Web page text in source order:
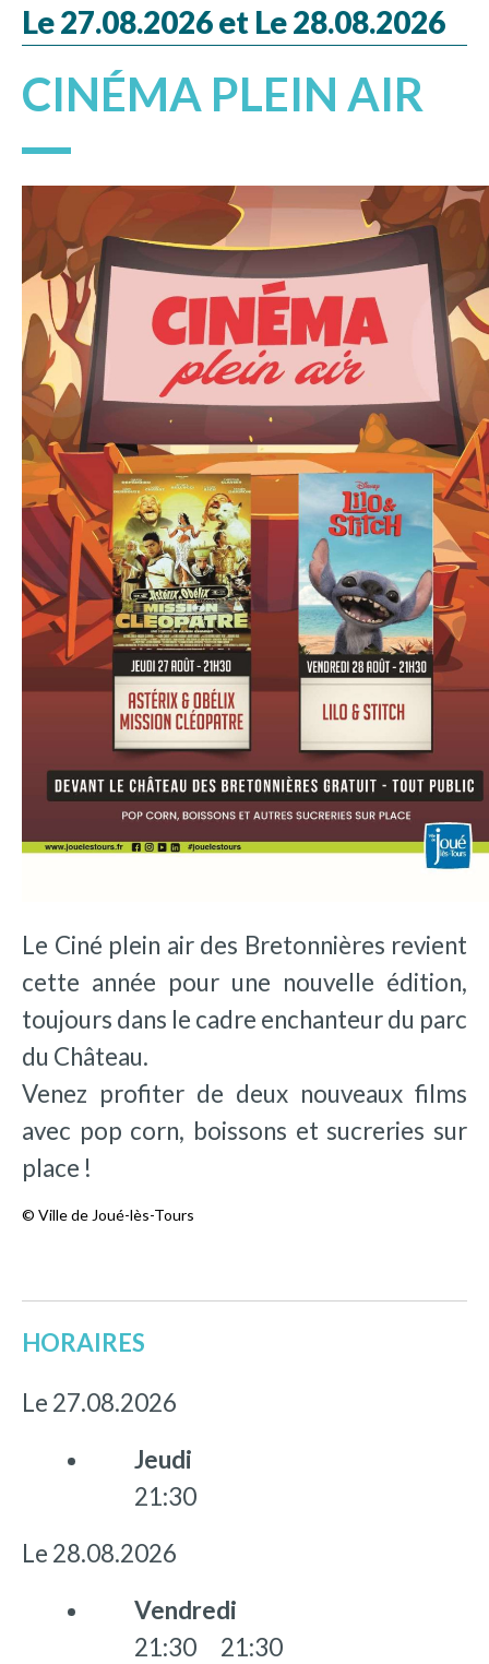
Le 27.08.2026 et Le 28.08.2026
CINÉMA PLEIN AIR
Le Ciné plein air des Bretonnières revient
cette année pour une nouvelle édition,
toujours dans le cadre enchanteur du parc
du Château.
Venez profiter de deux nouveaux films
avec pop corn, boissons et sucreries sur
place !
© Ville de Joué-lès-Tours
HORAIRES
Le 27.08.2026
Jeudi
21:30
Le 28.08.2026
Vendredi
21:30
21:30